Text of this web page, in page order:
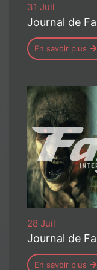
31 Juil
Journal de
En savoir plus
28 Juil
Journal de
En savoir plus